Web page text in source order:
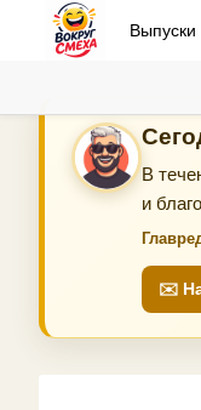
Выпуски
В
и
✉️